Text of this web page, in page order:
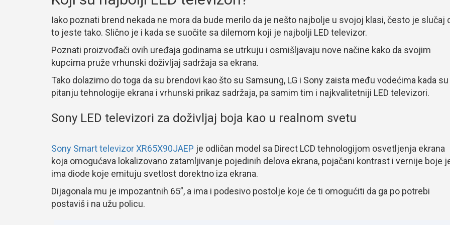
Iako poznati brend nekada ne mora da bude merilo da je nešto najbolje u svojoj klasi, često je slučaj
to jeste tako. Slično je i kada se suočite sa dilemom koji je najbolji LED televizor.
Poznati proizvođači ovih uređaja godinama se utrkuju i osmišljavaju nove načine kako da svojim
kupcima pruže vrhunski doživljaj sadržaja sa ekrana.
Tako dolazimo do toga da su brendovi kao što su Samsung, LG i Sony zaista među vodećima kada
pitanju tehnologije ekrana i vrhunski prikaz sadržaja, pa samim tim i najkvalitetniji LED televizori.
Sony LED televizori za doživljaj boja kao u realnom svetu
Sony Smart televizor XR65X90JAEP je odličan model sa Direct LCD tehnologijom osvetljenja ekrana
koja omogućava lokalizovano zatamljivanje pojedinih delova ekrana, pojačani kontrast i vernije boje
ima diode koje emituju svetlost dorektno iza ekrana.
Dijagonala mu je impozantnih 65”, a ima i podesivo postolje koje će ti omogućiti da ga po potrebi
postaviš i na užu policu.